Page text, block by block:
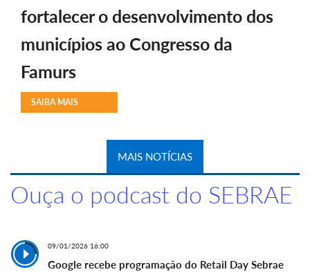
fortalecer o desenvolvimento dos
municípios ao Congresso da
Famurs
SAIBA MAIS
MAIS NOTÍCIAS
Ouça o podcast do SEBRAE
09/01/2026 16:00
Google recebe programação do Retail Day Sebrae